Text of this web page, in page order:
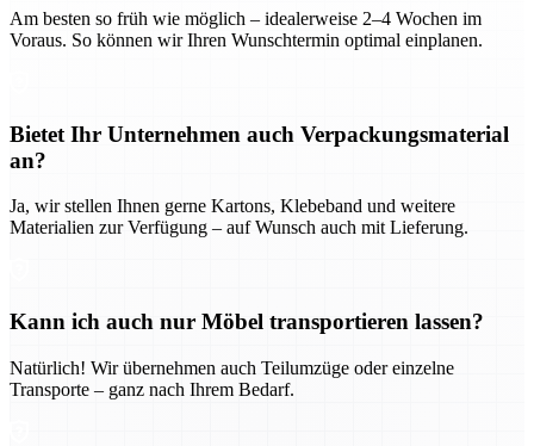
Am besten so früh wie möglich – idealerweise 2–4 Wochen im
Voraus. So können wir Ihren Wunschtermin optimal einplanen.
Bietet Ihr Unternehmen auch Verpackungsmaterial
an?
Ja, wir stellen Ihnen gerne Kartons, Klebeband und weitere
Materialien zur Verfügung – auf Wunsch auch mit Lieferung.
Kann ich auch nur Möbel transportieren lassen?
Natürlich! Wir übernehmen auch Teilumzüge oder einzelne
Transporte – ganz nach Ihrem Bedarf.